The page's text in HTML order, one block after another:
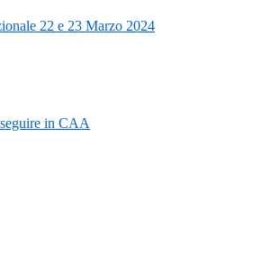
22 e 23 Marzo 2024
in CAA